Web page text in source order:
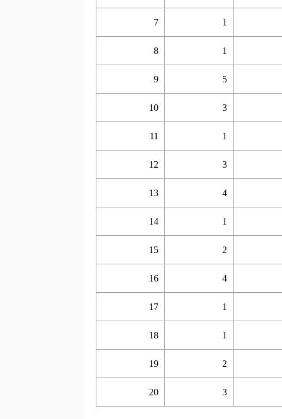
7 1
8 1
9 5
10 3
11 1
12 3
13 4
14 1
15 2
16 4
17 1
18 1
19 2
20 3